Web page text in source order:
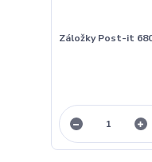
Záložky Post-it